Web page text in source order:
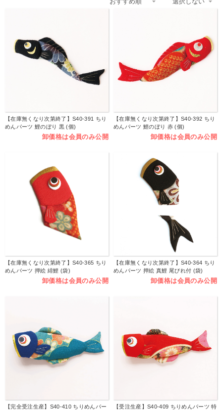
【在庫無くなり次第終了】S40-391 ちり
めんパーツ 鯉のぼり 黒 (個)
卸価格は会員のみ公開
【在庫無くなり次第終了】S40-392 ちり
めんパーツ 鯉のぼり 赤 (個)
卸価格は会員のみ公開
【在庫無くなり次第終了】S40-365 ちり
めんパーツ 押絵 緋鯉 (袋)
卸価格は会員のみ公開
【在庫無くなり次第終了】S40-364 ちり
めんパーツ 押絵 真鯉 尾びれ付 (袋)
卸価格は会員のみ公開
【完全受注生産】S40-410 ちりめんパー
【受注生産】S40-409 ちりめんパーツ 特